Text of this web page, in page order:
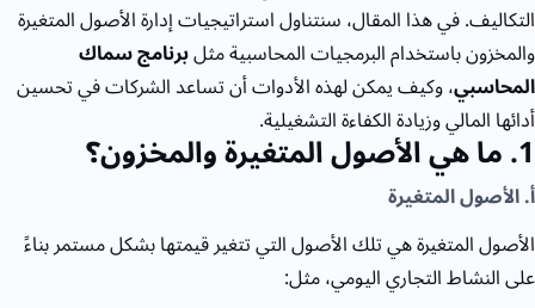
التكاليف. في هذا المقال، سنتناول استراتيجيات إدارة الأصول المتغيرة
والمخزون باستخدام البرمجيات المحاسبية مثلبرنامج سماك
المحاسبي، وكيف يمكن لهذه الأدوات أن تساعد الشركات في تحسين
أدائها المالي وزيادة الكفاءة التشغيلية.
1. ما هي الأصول المتغيرة والمخزون؟
أ. الأصول المتغيرة
الأصول المتغيرة هي تلك الأصول التي تتغير قيمتها بشكل مستمر بناءً
على النشاط التجاري اليومي، مثل: